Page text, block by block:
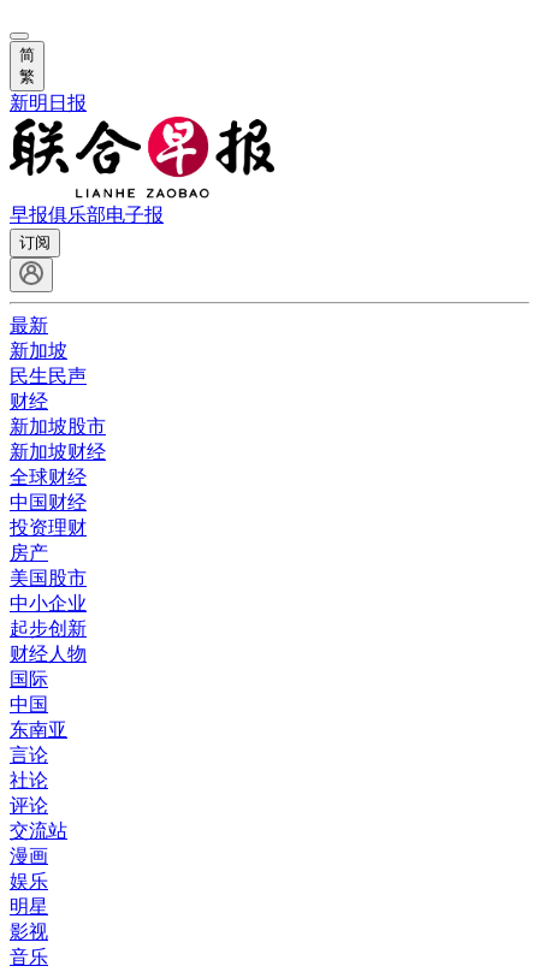
简
繁
新明日报
早报俱乐部电子报
订阅
最新
新加坡
民生民声
财经
新加坡股市
新加坡财经
全球财经
中国财经
投资理财
房产
美国股市
中小企业
起步创新
财经人物
国际
中国
东南亚
言论
社论
评论
交流站
漫画
娱乐
明星
影视
音乐